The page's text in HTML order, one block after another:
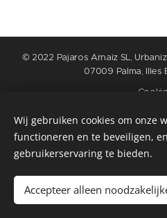
Añadir
© 2022 Pajaros Arnaiz SL,
07009 Palma, Illes
Nederlands
English
Wij gebruiken cookies om onze
functioneren en te beveiligen,
gebruikerservaring te bieden.
Accepteer alleen